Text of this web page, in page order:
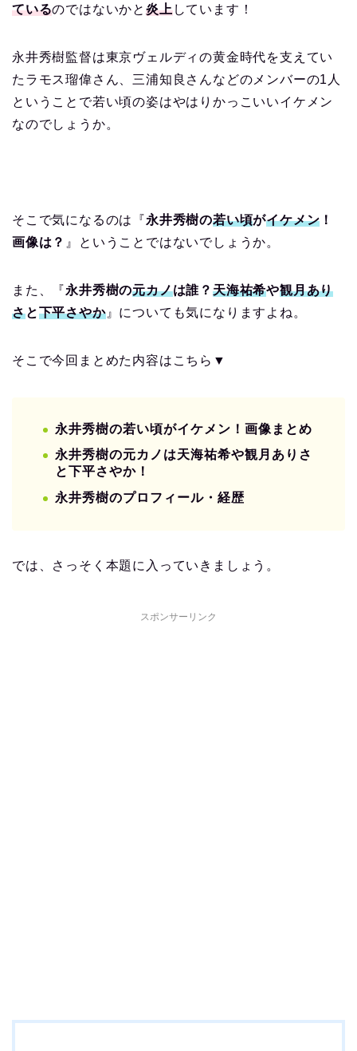
ているのではないかと炎上しています！
永井秀樹監督は東京ヴェルディの黄金時代を支えてい
たラモス瑠偉さん、三浦知良さんなどのメンバーの1人
ということで若い頃の姿はやはりかっこいいイケメン
なのでしょうか。
そこで気になるのは『永井秀樹の若い頃がイケメン ！
画像は？ 』ということではないでしょうか。
また、『永井秀樹の元カノは誰？天海祐希や観月あり
さと下平さやか』についても気になりますよね。
そこで今回まとめた内容はこちら▼
永井秀樹の若い頃がイケメン！画像まとめ
永井秀樹の元カノは天海祐希や観月ありさ
と下平さやか！
永井秀樹のプロフィール・経歴
では、さっそく本題に入っていきましょう。
スポンサーリンク